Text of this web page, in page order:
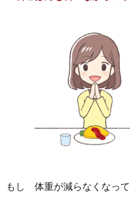
もし 体重が減らなくなっ